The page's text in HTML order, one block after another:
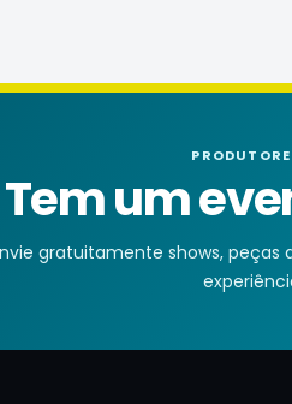
Tem um
gratuitamente shows, peças